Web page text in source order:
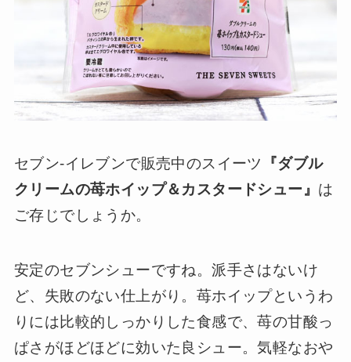
セブン-イレブンで販売中のスイーツ
『ダブル
クリームの苺ホイップ＆カスタードシュー』 は
ご存じでしょうか。
安定のセブンシューですね。派手さはないけ
ど、失敗のない仕上がり。苺ホイップというわ
りには比較的しっかりした食感で、苺の甘酸っ
ぱさがほどほどに効いた良シュー。気軽なおや